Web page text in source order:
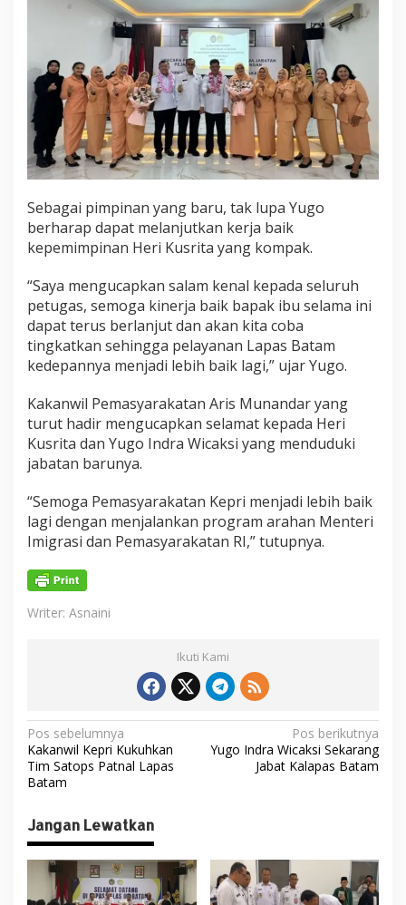
Sebagai pimpinan yang baru, tak lupa Yugo
berharap dapat melanjutkan kerja baik
kepemimpinan Heri Kusrita yang kompak.
“Saya mengucapkan salam kenal kepada seluruh
petugas, semoga kinerja baik bapak ibu selama ini
dapat terus berlanjut dan akan kita coba
tingkatkan sehingga pelayanan Lapas Batam
kedepannya menjadi lebih baik lagi,” ujar Yugo.
Kakanwil Pemasyarakatan Aris Munandar yang
turut hadir mengucapkan selamat kepada Heri
Kusrita dan Yugo Indra Wicaksi yang menduduki
jabatan barunya.
“Semoga Pemasyarakatan Kepri menjadi lebih baik
lagi dengan menjalankan program arahan Menteri
Imigrasi dan Pemasyarakatan RI,” tutupnya.
Writer: Asnaini
Ikuti Kami
N
a
v
i
g
a
Pos sebelumnya
Kakanwil Kepri Kukuhkan
Tim Satops Patnal Lapas
Batam
Pos berikutnya
Yugo Indra Wicaksi Sekarang
Jabat Kalapas Batam
Jangan Lewatkan